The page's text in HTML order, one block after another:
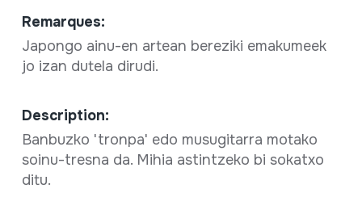
Remarques:
Japongo ainu-en artean bereziki emakumeek
jo izan dutela dirudi.
Description:
Banbuzko 'tronpa' edo musugitarra motako
soinu-tresna da. Mihia astintzeko bi sokatxo
ditu.